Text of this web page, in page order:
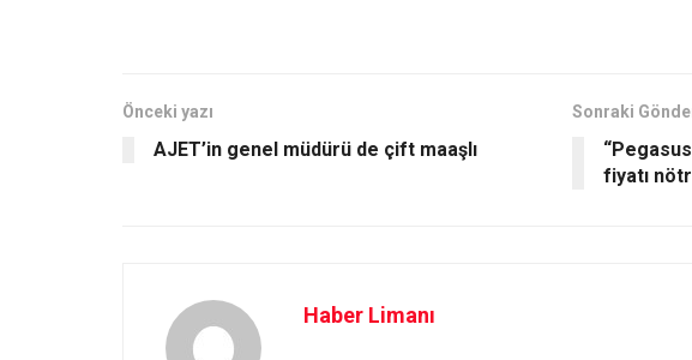
Önceki yazı
AJET’in genel müdürü de çift maaşlı
Sonraki
fiyatı
Haber Limanı